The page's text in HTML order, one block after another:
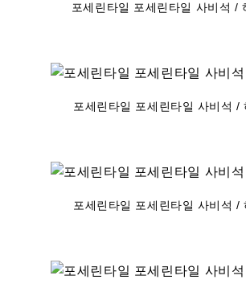
포세린타일 포세린타일 사비석 /
포세린타일 포세린타일 사비석 /
포세린타일 포세린타일 사비석 /